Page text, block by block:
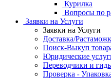
Курилка
Вопросы по
Заявки на Услуги
Заявки на Услуги
Доставка/
Поиск-Выкуп
Юридические
Переводчики и
Проверка -